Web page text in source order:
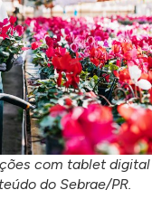
com tablet digital
do Sebrae/PR.